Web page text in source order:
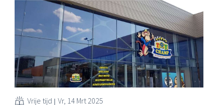
logo en een nieuwe invulling krijgen. .
Vrije tijd Vr, 14 Mrt 2025